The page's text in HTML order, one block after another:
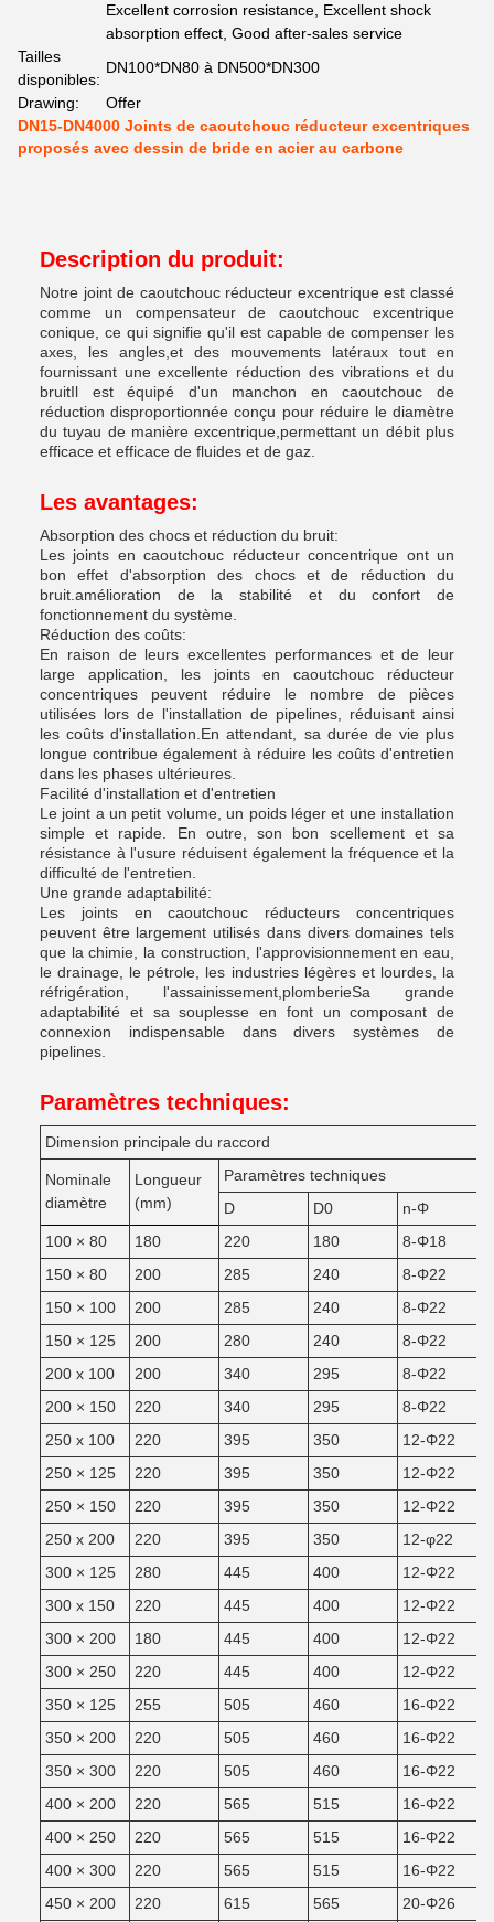
Excellent corrosion resistance, Excellent shock
absorption effect, Good after-sales service
Tailles
disponibles:
DN100*DN80 à DN500*DN300
Drawing:
Offer
DN15-DN4000 Joints de caoutchouc réducteur excentriques
proposés avec dessin de bride en acier au carbone
Description du produit:
Notre joint de caoutchouc réducteur excentrique est classé
comme un compensateur de caoutchouc excentrique
conique, ce qui signifie qu'il est capable de compenser les
axes, les angles,et des mouvements latéraux tout en
fournissant une excellente réduction des vibrations et du
bruitIl est équipé d'un manchon en caoutchouc de
réduction disproportionnée conçu pour réduire le diamètre
du tuyau de manière excentrique,permettant un débit plus
efficace et efficace de fluides et de gaz.
Les avantages:
Absorption des chocs et réduction du bruit:
Les joints en caoutchouc réducteur concentrique ont un
bon effet d'absorption des chocs et de réduction du
bruit.amélioration de la stabilité et du confort de
fonctionnement du système.
Réduction des coûts:
En raison de leurs excellentes performances et de leur
large application, les joints en caoutchouc réducteur
concentriques peuvent réduire le nombre de pièces
utilisées lors de l'installation de pipelines, réduisant ainsi
les coûts d'installation.En attendant, sa durée de vie plus
longue contribue également à réduire les coûts d'entretien
dans les phases ultérieures.
Facilité d'installation et d'entretien
Le joint a un petit volume, un poids léger et une installation
simple et rapide. En outre, son bon scellement et sa
résistance à l'usure réduisent également la fréquence et la
difficulté de l'entretien.
Une grande adaptabilité:
Les joints en caoutchouc réducteurs concentriques
peuvent être largement utilisés dans divers domaines tels
que la chimie, la construction, l'approvisionnement en eau,
le drainage, le pétrole, les industries légères et lourdes, la
réfrigération, l'assainissement,plomberieSa grande
adaptabilité et sa souplesse en font un composant de
connexion indispensable dans divers systèmes de
pipelines.
Paramètres techniques:
Dimension principale du raccord
Nominale
diamètre
Longueur
(mm)
Paramètres techniques
D
D0 n-Φ
100 × 80
180 220 180 8-Φ18
150 × 80
200 285 240 8-Φ22
150 × 100
200 285 240 8-Φ22
150 × 125
200 280 240 8-Φ22
200 x 100
200 340 295 8-Φ22
200 × 150
220 340 295 8-Φ22
250 x 100
220 395 350 12-Φ22
250 × 125
220 395 350 12-Φ22
250 × 150
220 395 350 12-Φ22
250 x 200
220 395 350 12-φ22
300 × 125
280 445 400 12-Φ22
300 x 150
220 445 400 12-Φ22
300 × 200
180 445 400 12-Φ22
300 × 250
220 445 400 12-Φ22
350 × 125
255 505 460 16-Φ22
350 × 200
220 505 460 16-Φ22
350 × 300
220 505 460 16-Φ22
400 × 200
220 565 515 16-Φ22
400 × 250
220 565 515 16-Φ22
400 × 300
220 565 515 16-Φ22
450 × 200
220 615 565 20-Φ26